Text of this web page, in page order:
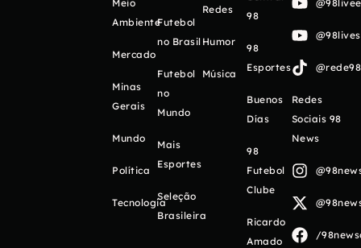
Meio
Ambiente
Mercado
Minas
Gerais
Mundo
Política
Tecnologia
Futebol
no Brasil
Futebol
no
Mundo
Mais
Esportes
Seleção
Brasileira
Redes
Humor
Música
98
98
Esportes
Buenos
Días
98
Futebol
Clube
Ricardo
Amado
Redes
Sociais 98
News
/